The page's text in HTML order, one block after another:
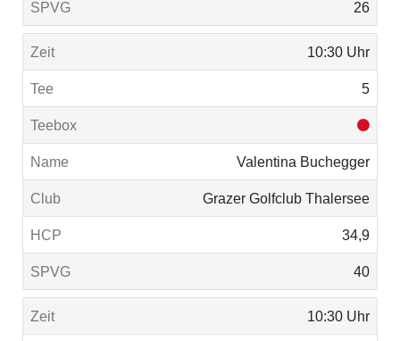
26
10:30 Uhr
5
Valentina Buchegger
Grazer Golfclub Thalersee
34,9
40
10:30 Uhr